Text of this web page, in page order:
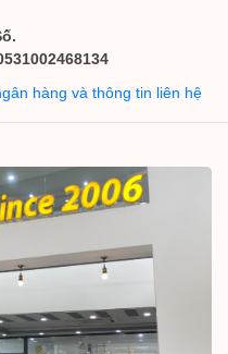
hàng và thông tin liên hệ